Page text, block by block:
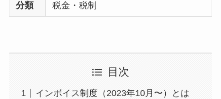
分類 税金・税制
目次
インボイス制度（2023年10月〜）とは